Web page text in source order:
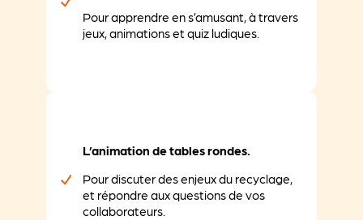
Pour apprendre en s’amusant, à travers
jeux, animations et quiz ludiques.
L’animation de tables rondes.
Pour discuter des enjeux du recyclage,
et répondre aux questions de vos
collaborateurs.